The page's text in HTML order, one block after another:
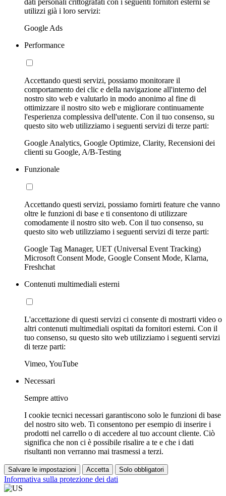
dati personali crittografati con i seguenti fornitori esterni se
utilizzi già i loro servizi:
Google Ads
Performance
Accettando questi servizi, possiamo monitorare il
comportamento dei clic e della navigazione all'interno del
nostro sito web e valutarlo in modo anonimo al fine di
ottimizzare il nostro sito web e migliorare continuamente
l'esperienza complessiva dell'utente. Con il tuo consenso, su
questo sito web utilizziamo i seguenti servizi di terze parti:
Google Analytics, Google Optimize, Clarity, Recensioni dei
clienti su Google, A/B-Testing
Funzionale
Accettando questi servizi, possiamo fornirti feature che vanno
oltre le funzioni di base e ti consentono di utilizzare
comodamente il nostro sito web. Con il tuo consenso, su
questo sito web utilizziamo i seguenti servizi di terze parti:
Google Tag Manager, UET (Universal Event Tracking)
Microsoft Consent Mode, Google Consent Mode, Klarna,
Freshchat
Contenuti multimediali esterni
L'accettazione di questi servizi ci consente di mostrarti video o
altri contenuti multimediali ospitati da fornitori esterni. Con il
tuo consenso, su questo sito web utilizziamo i seguenti servizi
di terze parti:
Vimeo, YouTube
Necessari
Sempre attivo
I cookie tecnici necessari garantiscono solo le funzioni di base
del nostro sito web. Ti consentono per esempio di inserire i
prodotti nel carrello o di accedere al tuo account cliente. Ciò
significa che non ci è possibile risalire a te e che i dati
risultanti non verranno mai trasmessi a terzi.
Salvare le impostazioni Accetta Solo obbligatori
Informativa sulla protezione dei dati